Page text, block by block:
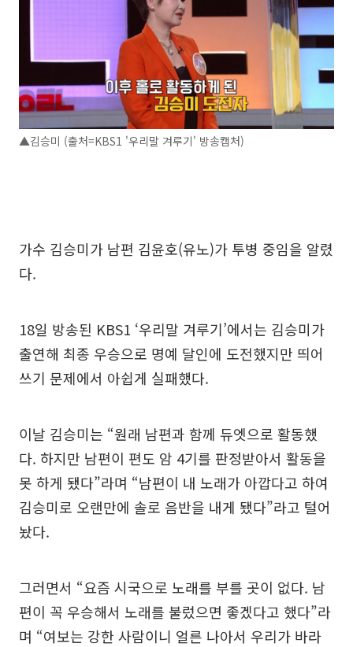
▲김승미 (출처=KBS1 '우리말 겨루기' 방송캡처)
가수 김승미가 남편 김윤호(유노)가 투병 중임을 알렸
다.
18일 방송된 KBS1 ‘우리말 겨루기’에서는 김승미가
출연해 최종 우승으로 명예 달인에 도전했지만 띄어
쓰기 문제에서 아쉽게 실패했다.
이날 김승미는 “원래 남편과 함께 듀엣으로 활동했
다. 하지만 남편이 편도 암 4기를 판정받아서 활동을
못 하게 됐다”라며 “남편이 내 노래가 아깝다고 하여
김승미로 오랜만에 솔로 음반을 내게 됐다”라고 털어
놨다.
그러면서 “요즘 시국으로 노래를 부를 곳이 없다. 남
편이 꼭 우승해서 노래를 불렀으면 좋겠다고 했다”라
며 “여보는 강한 사람이니 얼른 나아서 우리가 바라